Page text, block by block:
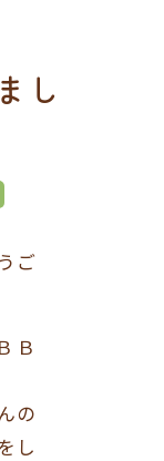
し
ご
Ｂ
の
し